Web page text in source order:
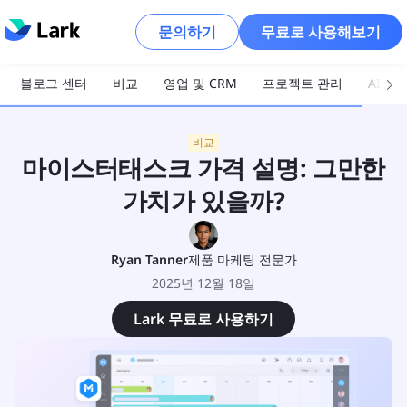
문의하기 무료로 사용해보기
블로그 센터 비교 영업 및 CRM 프로젝트 관리 AI 및
비교
마이스터태스크 가격 설명: 그만한
가치가 있을까?
Ryan Tanner제품 마케팅 전문가
2025년 12월 18일
Lark 무료로 사용하기